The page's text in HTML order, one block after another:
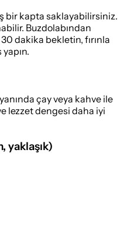
bir kapta saklayabilirsiniz.
Buzdolabından
30 dakika bekletin, fırınla
çay veya kahve ile
lezzet dengesi daha iyi
, yaklaşık)